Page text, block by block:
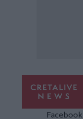
Facebook